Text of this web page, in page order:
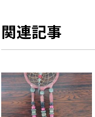
関連記事